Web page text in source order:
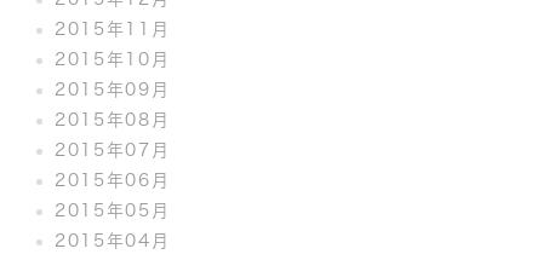
2015年11月
2015年10月
2015年09月
2015年08月
2015年07月
2015年06月
2015年05月
2015年04月